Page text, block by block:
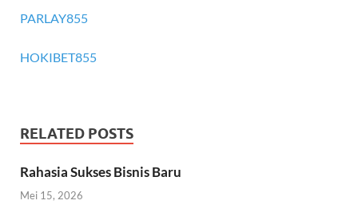
PARLAY855
HOKIBET855
RELATED POSTS
Rahasia Sukses Bisnis Baru
Mei 15, 2026